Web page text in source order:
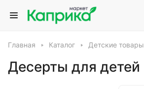
Главная Каталог Детские товары
Десерты для детей